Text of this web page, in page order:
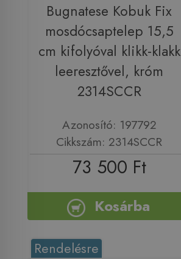
Bugnatese Kobuk Fix
mosdócsaptelep 15,5
cm kifolyóval klikk-klakk
leeresztővel, króm
2314SCCR
Azonosító: 197792
Cikkszám: 2314SCCR
73 500 Ft
Kosárba
Rendelésre